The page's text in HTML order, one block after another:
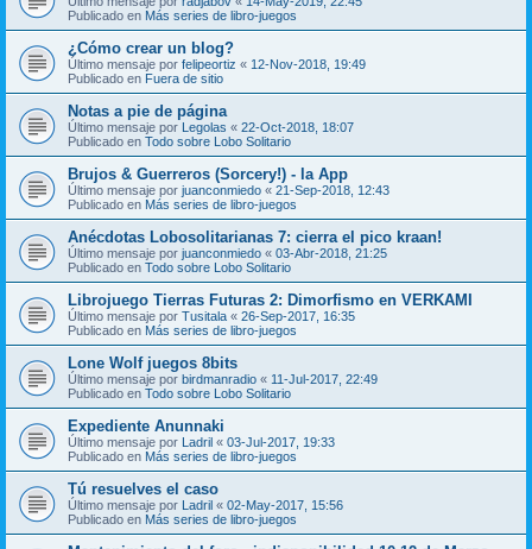
Publicado en Más series de libro-juegos
¿Cómo crear un blog?
Último mensaje por felipeortiz « 12-Nov-2018, 19:49
Publicado en Fuera de sitio
Notas a pie de página
Último mensaje por Legolas « 22-Oct-2018, 18:07
Publicado en Todo sobre Lobo Solitario
Brujos & Guerreros (Sorcery!) - la App
Último mensaje por juanconmiedo « 21-Sep-2018, 12:43
Publicado en Más series de libro-juegos
Anécdotas Lobosolitarianas 7: cierra el pico kraan!
Último mensaje por juanconmiedo « 03-Abr-2018, 21:25
Publicado en Todo sobre Lobo Solitario
Librojuego Tierras Futuras 2: Dimorfismo en VERKAMI
Último mensaje por Tusitala « 26-Sep-2017, 16:35
Publicado en Más series de libro-juegos
Lone Wolf juegos 8bits
Último mensaje por birdmanradio « 11-Jul-2017, 22:49
Publicado en Todo sobre Lobo Solitario
Expediente Anunnaki
Último mensaje por Ladril « 03-Jul-2017, 19:33
Publicado en Más series de libro-juegos
Tú resuelves el caso
Último mensaje por Ladril « 02-May-2017, 15:56
Publicado en Más series de libro-juegos